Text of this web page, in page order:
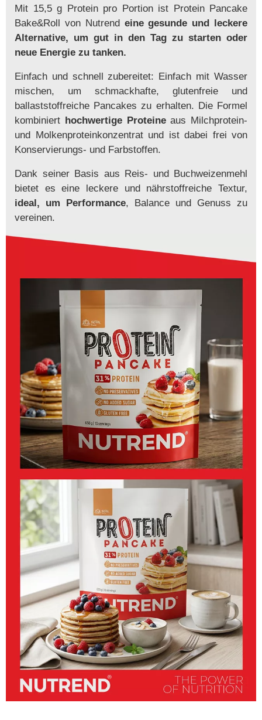
Mit 15,5 g Protein pro Portion ist Protein Pancake
Bake&Roll von Nutrend eine gesunde und leckere
Alternative, um gut in den Tag zu starten oder
neue Energie zu tanken.
Einfach und schnell zubereitet: Einfach mit Wasser
mischen, um schmackhafte, glutenfreie und
ballaststoffreiche Pancakes zu erhalten. Die Formel
kombiniert hochwertige Proteineaus Milchprotein-
und Molkenproteinkonzentrat und ist dabei frei von
Konservierungs- und Farbstoffen.
Dank seiner Basis aus Reis- und Buchweizenmehl
bietet es eine leckere und nährstoffreiche Textur,
ideal, um Performance, Balance und Genuss zu
vereinen.